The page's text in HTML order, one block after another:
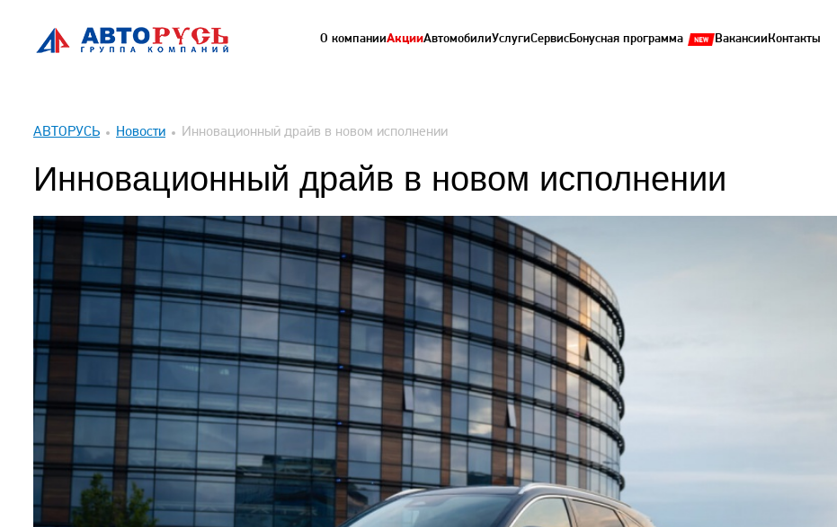
О компанииАкцииАвтомобилиУслугиСервисБонусная программа ВакансииКонтакты
АВТОРУСЬ Новости Инновационный драйв в новом исполнении
Инновационный драйв в новом исполнении